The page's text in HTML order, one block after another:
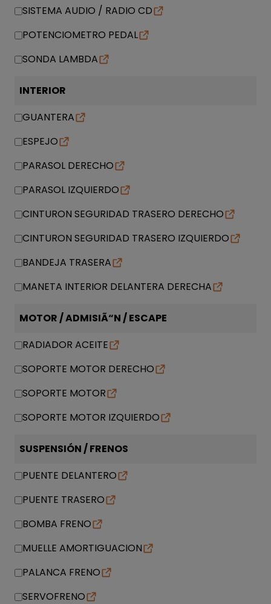
SISTEMA AUDIO / RADIO CD
POTENCIOMETRO PEDAL
SONDA LAMBDA
INTERIOR
GUANTERA
ESPEJO
PARASOL DERECHO
PARASOL IZQUIERDO
CINTURON SEGURIDAD TRASERO DERECHO
CINTURON SEGURIDAD TRASERO IZQUIERDO
BANDEJA TRASERA
MANETA INTERIOR DELANTERA DERECHA
MOTOR / ADMISIÃ“N / ESCAPE
RADIADOR ACEITE
SOPORTE MOTOR DERECHO
SOPORTE MOTOR
SOPORTE MOTOR IZQUIERDO
SUSPENSIÓN / FRENOS
PUENTE DELANTERO
PUENTE TRASERO
BOMBA FRENO
MUELLE AMORTIGUACION
PALANCA FRENO
SERVOFRENO